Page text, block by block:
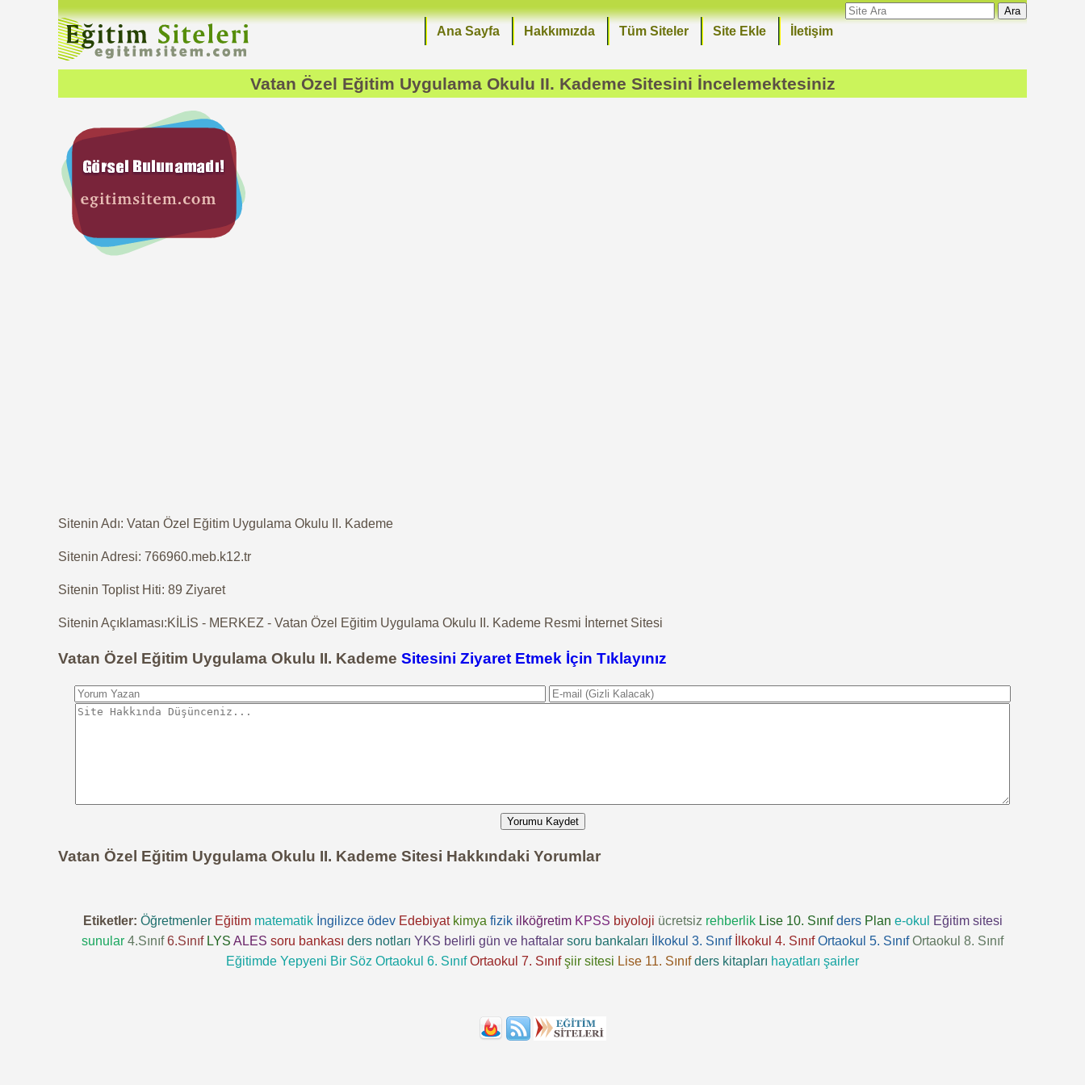
Ara
İletişim
Site Ekle
Tüm Siteler
Hakkımızda
Ana Sayfa
Vatan Özel Eğitim Uygulama Okulu II. Kademe Sitesini İncelemektesiniz
Sitenin Adı: Vatan Özel Eğitim Uygulama Okulu II. Kademe
Sitenin Adresi: 766960.meb.k12.tr
Sitenin Toplist Hiti: 89 Ziyaret
Sitenin Açıklaması:KİLİS - MERKEZ - Vatan Özel Eğitim Uygulama Okulu II. Kademe Resmi İnternet Sitesi
Vatan Özel Eğitim Uygulama Okulu II. Kademe Sitesini Ziyaret Etmek İçin Tıklayınız
Yorumu Kaydet
Vatan Özel Eğitim Uygulama Okulu II. Kademe Sitesi Hakkındaki Yorumlar
Etiketler: Öğretmenler Eğitim matematik İngilizce ödev Edebiyat kimya fizik ilköğretim KPSS biyoloji ücretsiz rehberlik Lise 10. Sınıf ders Plan e-okul
Eğitim sitesi
sunular 4.Sınıf 6.Sınıf LYS ALES soru bankası ders notları YKS belirli gün ve haftalar soru bankaları İlkokul 3. Sınıf İlkokul 4. Sınıf Ortaokul 5. Sınıf Ortaokul 8. Sınıf
Eğitimde Yepyeni Bir Söz Ortaokul 6. Sınıf Ortaokul 7. Sınıf şiir sitesi Lise 11. Sınıf ders kitapları hayatları şairler